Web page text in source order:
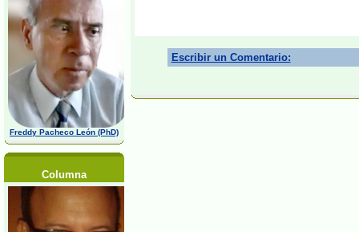
Freddy Pacheco León (PhD)
Columna
Escribir un Comentario: